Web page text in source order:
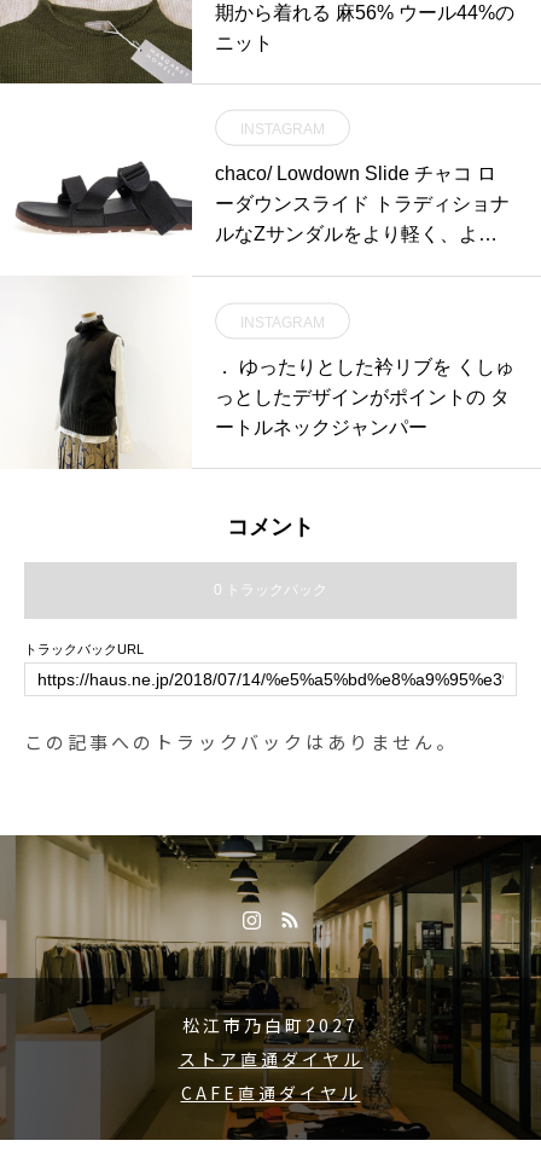
期から着れる 麻56% ウール44%の
ニット
INSTAGRAM
chaco/ Lowdown Slide チャコ ロ
ーダウンスライド トラディショナ
ルなZサンダルをより軽く、より
INSTAGRAM
． ゆったりとした衿リブを くしゅ
っとしたデザインがポイントの タ
ートルネックジャンパー
コメント
0 トラックバック
トラックバックURL
この記事へのトラックバックはありません。
松江市乃白町2027
ストア直通ダイヤル
CAFE直通ダイヤル